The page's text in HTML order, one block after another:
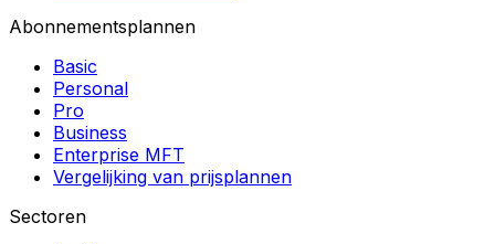
Abonnementsplannen
Basic
Personal
Pro
Business
Enterprise MFT
Vergelijking van prijsplannen
Sectoren